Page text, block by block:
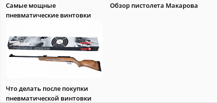
Самые мощные
пневматические винтовки
Обзор пистолета Макарова
Что делать после покупки
пневматической винтовки